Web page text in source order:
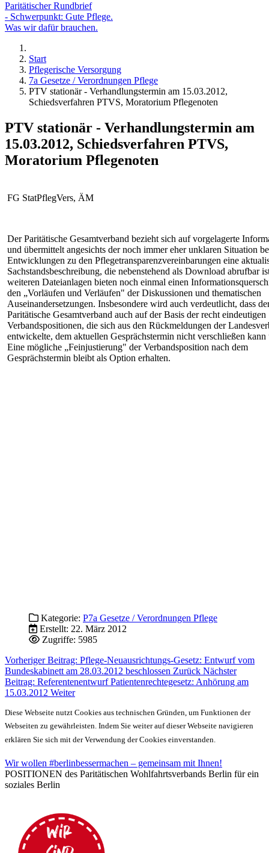
Paritätischer Rundbrief
- Schwerpunkt: Gute Pflege.
Was wir dafür brauchen.
Start
Pflegerische Versorgung
7a Gesetze / Verordnungen Pflege
PTV stationär - Verhandlungstermin am 15.03.2012,
Schiedsverfahren PTVS, Moratorium Pflegenoten
PTV stationär - Verhandlungstermin am
15.03.2012, Schiedsverfahren PTVS,
Moratorium Pflegenoten
FG StatPflegVers, ÄM
Der Paritätische Gesamtverband bezieht sich auf vorgelagerte
und übermittelt angesichts der noch immer eher unklaren Situation
Entwicklungen zu den Pflegetransparenzvereinbarungen eine
Sachstandsbeschreibung, die nebenstehend als Download abrufbar
weiteren Dateianlagen bieten noch einmal einen
den „Vorläufen und Verläufen" der Diskussionen und thematischen
Auseinandersetzungen. Insbesondere wird auch verdeutlicht, dass
Paritätische Gesamtverband auch auf der Basis der recht eindeutigen
Verbandspositionen, die sich aus den Rückmeldungen der
entwickelte, dem aktuellen Gesprächstermin nicht verschließen
Eine mögliche „Feinjustierung" der Verbandsposition nach dem
Gesprächstermin bleibt als Option erhalten.
Kategorie: P7a Gesetze / Verordnungen Pflege
Erstellt: 22. März 2012
Zugriffe: 5985
Vorheriger Beitrag: Pflege-Neuausrichtungs-Gesetz: Entwurf vom
Bundeskabinett am 28.03.2012 beschlossen Zurück Nächster
Beitrag: Referentenentwurf Patientenrechtegesetz: Anhörung am
15.03.2012 Weiter
Diese Webseite nutzt Cookies aus technischen Gründen, um Funktionen der
Webseiten zu gewährleisten. Indem Sie weiter auf dieser Webseite navigieren
erklären Sie sich mit der Verwendung der Cookies einverstanden.
Wir wollen #berlinbessermachen – gemeinsam mit Ihnen!
POSITIONEN des Paritätischen Wohlfahrtsverbands Berlin für ein
soziales Berlin